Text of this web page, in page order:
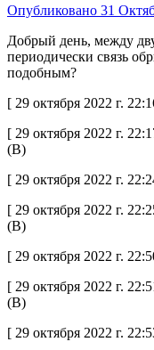
Опубликовано 31
Добрый день, между
периодически связь
подобным?
[ 29 октября 2022 г.
[ 29 октября 2022 г.
(B)
[ 29 октября 2022 г.
[ 29 октября 2022 г.
(B)
[ 29 октября 2022 г.
[ 29 октября 2022 г.
(B)
[ 29 октября 2022 г.